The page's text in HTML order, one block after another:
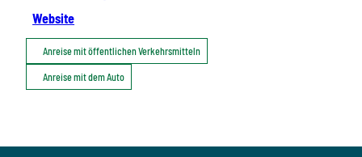
Website
Anreise mit öffentlichen Verkehrsmitteln
Anreise mit dem Auto